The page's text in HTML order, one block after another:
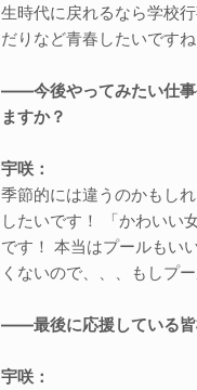
生時代に戻れるなら学校
だりなど青春したいですね
――今後やってみたい仕事
ますか？
宇咲：
季節的には違うのかもし
したいです！ 「かわいい
です！ 本当はプールもい
くないので、、、もしプ
――最後に応援している皆
宇咲：